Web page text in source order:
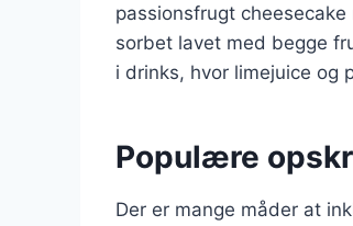
passionsfrugt
sorbet lavet med begge
i drinks, hvor limejuice og
Populære
Der er mange måder at